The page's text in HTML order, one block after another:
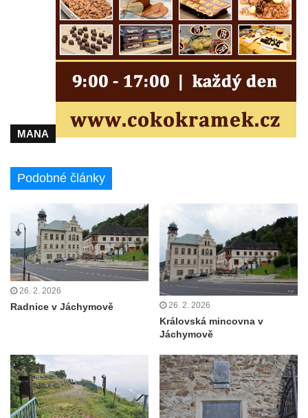
Rozhledna Studenec
Rozhledna Jedlová
Rozhledna Dymník (aneb Augustova věž)
Rozhledna Semenec u Týna nad Vltavou
Rozhledna na Třenické hoře u Cerhovic
Rozhledna Hard (Hartberg) v Sokolově
Rozhledna Císařský kámen
Rozhledna Pajndl na Tisovském vrchu v
Krušných horách
Rozhledna Vlčí hora
MANA
Podobné články
26. 2. 2026
Radnice v Jáchymově 26. 2. 2026
Královská mincovna v
Jáchymově